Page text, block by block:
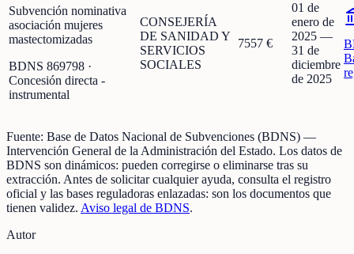
Subvención nominativa
asociación mujeres
mastectomizadas
BDNS 869798 ·
Concesión directa -
instrumental
CONSEJERÍA
DE SANIDAD Y
SERVICIOS
SOCIALES
7557 €
01 de
enero de
2025 —
31 de
diciembre
de 2025
Fuente: Base de Datos Nacional de Subvenciones (BDNS) —
Intervención General de la Administración del Estado. Los datos de
BDNS son dinámicos: pueden corregirse o eliminarse tras su
extracción. Antes de solicitar cualquier ayuda, consulta el registro
oficial y las bases reguladoras enlazadas: son los documentos que
tienen validez. Aviso legal de BDNS.
Autor